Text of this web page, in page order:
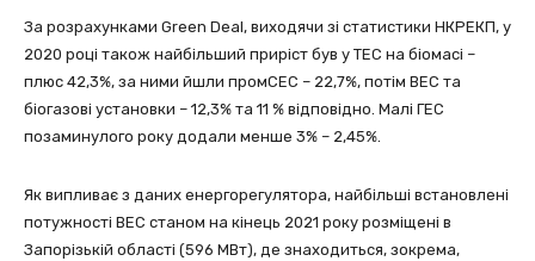
За розрахунками Green Deal, виходячи зі статистики НКРЕКП, у
2020 році також найбільший приріст був у ТЕС на біомасі –
плюс 42,3%, за ними йшли промСЕС – 22,7%, потім ВЕС та
біогазові установки – 12,3% та 11 % відповідно. Малі ГЕС
позаминулого року додали менше 3% – 2,45%.
Як випливає з даних енергорегулятора, найбільші встановлені
потужності ВЕС станом на кінець 2021 року розміщені в
Запорізькій області (596 МВт), де знаходиться, зокрема,